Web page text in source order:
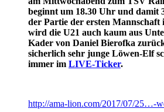
beginnt um 18.30 Uhr und
der Partie der ersten Mannschaft
wird die U21 auch kaum aus
Kader von Daniel Bierofka
sicherlich sehr junge Löwen-Elf
immer im LIVE-Ticker.
http://ama-lion.com/2017/07/25…-